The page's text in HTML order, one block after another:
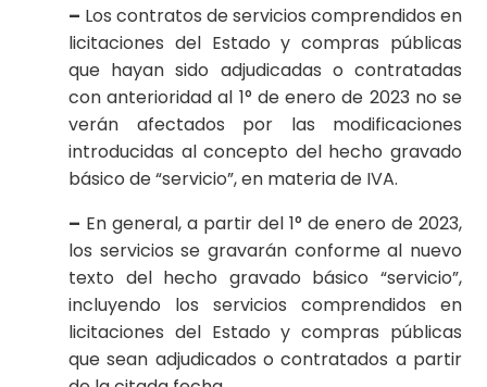
– Los contratos de servicios comprendidos en
licitaciones del Estado y compras públicas
que hayan sido adjudicadas o contratadas
con anterioridad al 1° de enero de 2023 no se
verán afectados por las modificaciones
introducidas al concepto del hecho gravado
básico de “servicio”, en materia de IVA.
– En general, a partir del 1° de enero de 2023,
los servicios se gravarán conforme al nuevo
texto del hecho gravado básico “servicio”,
incluyendo los servicios comprendidos en
licitaciones del Estado y compras públicas
que sean adjudicados o contratados a partir